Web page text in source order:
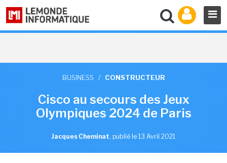
BUSINESS / CONSTRUCTEUR
Cisco au secours des Jeux
Olympiques 2024 de Paris
Jacques Cheminat, publié le 13 Avril 2021